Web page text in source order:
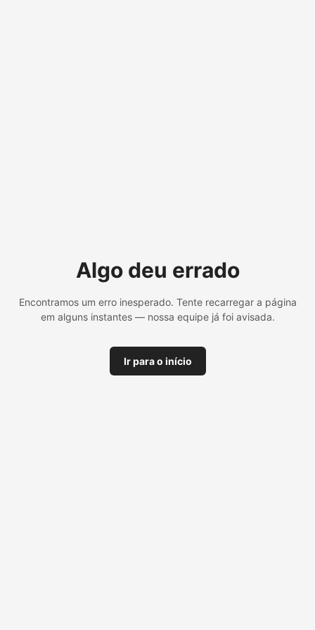
Algo deu errado
Encontramos um erro inesperado. Tente recarregar a página
em alguns instantes — nossa equipe já foi avisada.
Ir para o início